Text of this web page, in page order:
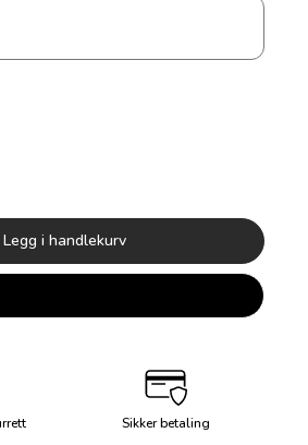
Legg i handlekurv
Sikker betaling